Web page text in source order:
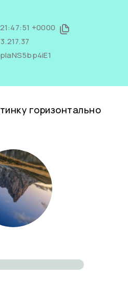
+0000
plaNS5bp4iE1
горизонтально